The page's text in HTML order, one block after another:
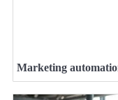
Marketing